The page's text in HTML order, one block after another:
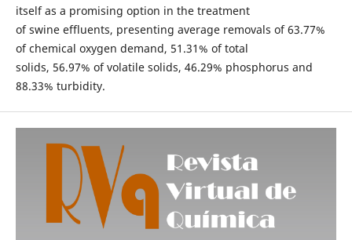
itself as a promising option in the treatment
of swine effluents, presenting average removals of 63.77%
of chemical oxygen demand, 51.31% of total
solids, 56.97% of volatile solids, 46.29% phosphorus and
88.33% turbidity.